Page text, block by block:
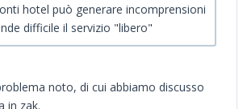
hotel può generare incomprensioni
difficile il servizio "libero"
noto, di cui abbiamo discusso
in zak.